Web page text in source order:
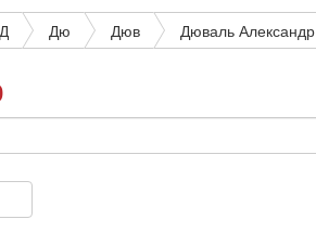
Д Дю Дюв Дюваль Александр